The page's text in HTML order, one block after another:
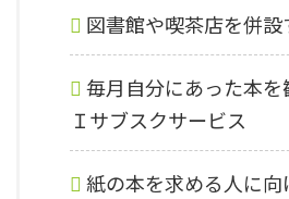
図書館や喫茶店を併設
毎月自分にあった本を
Ｉサブスクサービス
紙の本を求める人に